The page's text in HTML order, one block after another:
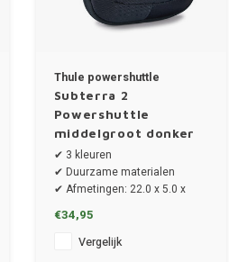
Thule powershuttle
Subterra 2
Powershuttle
middelgroot donker
blauw
✔ 3 kleuren
✔ Duurzame materialen
✔ Afmetingen: 22.0 x 5.0 x
€34,95
Vergelijk